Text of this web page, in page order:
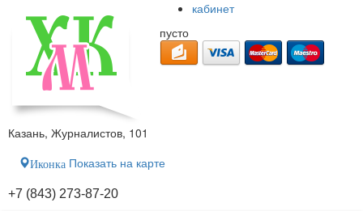
кабинет
пусто
Казань, Журналистов, 101
Иконка Показать на карте
+7 (843) 273-87-20